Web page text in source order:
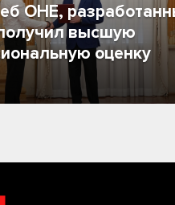
ОНЕ,
высшую
оценку